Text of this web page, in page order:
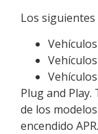
Los
Plug and
de los
encendido APR.